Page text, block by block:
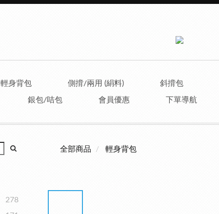
輕身背包 側揹/兩用 (絹料) 斜揹包
銀包/咭包 會員優惠 下單導航
278
全部商品 輕身背包